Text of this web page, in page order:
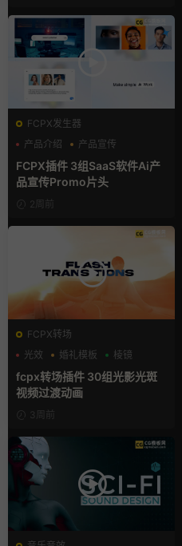
FCPX发生器
产品介绍
产品宣传
产品展示
FCPX插件 3组SaaS软件Ai产
品宣传Promo片头
2周前
FCPX转场
光效
婚礼模板 棱镜
fcpx转场插件 30组光影光斑
视频过渡动画
3周前